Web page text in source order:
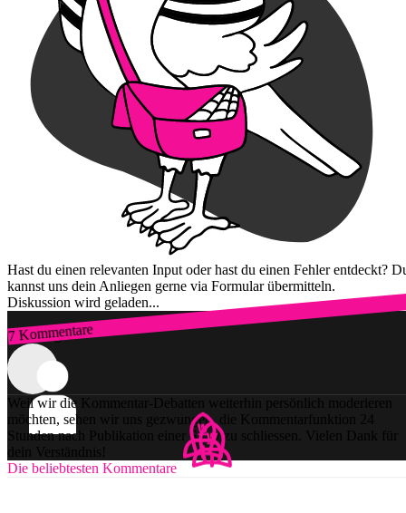
Hast du einen relevanten Input oder hast du einen Fehler entdeckt?
kannst uns dein Anliegen gerne via Formular übermitteln.
Diskussion wird geladen...
7 Kommentare
Zum Login
Weil wir die Kommentar-Debatten weiterhin persönlich moderieren
möchten, sehen wir uns gezwungen, die Kommentarfunktion 24
Stunden nach Publikation einer Story zu schliessen. Vielen Dank für
dein Verständnis!
Die beliebtesten Kommentare